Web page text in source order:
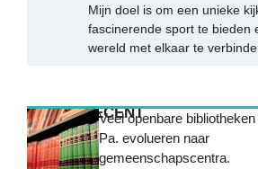
Mijn doel is om een unieke
fascinerende sport te bieden
wereld met elkaar te
MEEST RECENTVeel openbare bibliotheken
Pa. evolueren naar
gemeenschapscentra.